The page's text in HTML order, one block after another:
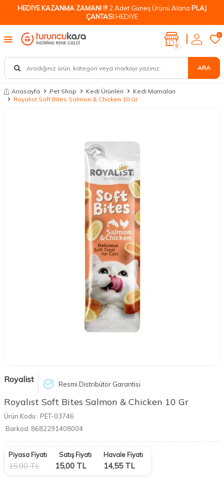
HEDİYE KAZANMA ZAMANI !!! 2 Adet Güneş Ürünü Alana PLAJ
ÇANTASIHEDİYE
ARA
0
0
Anasayfa Pet Shop Kedi Ürünleri
Kedi Mamaları
Royalıst Soft Bites Salmon & Chicken 10 Gr
Royalist Resmi Distribütör Garantisi
Royalıst Soft Bites Salmon & Chicken 10 Gr
Ürün Kodu: PET-03746
Barkod: 8682291408004
Piyasa Fiyatı
15,00TL
Satış Fiyatı
15,00 TL
Havale Fiyatı
14,55TL